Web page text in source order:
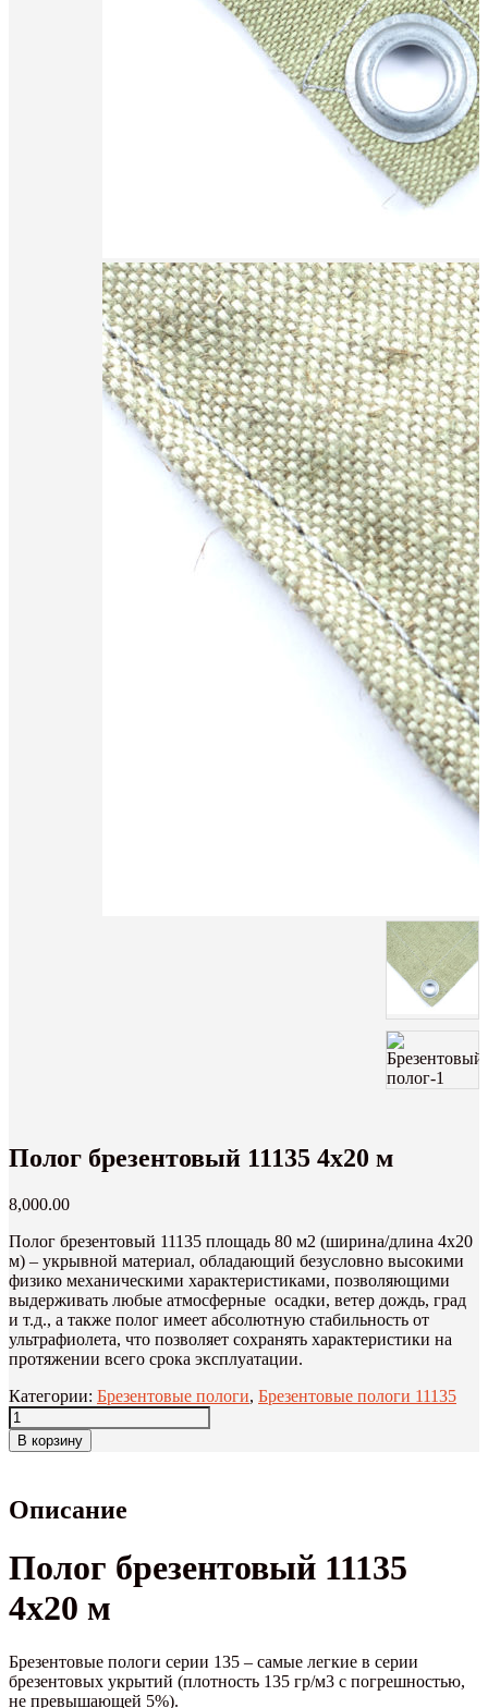
Полог брезентовый 11135 4х20 м
8,000.00
Полог брезентовый 11135 площадь 80 м2 (ширина/длина 4х20
м) – укрывной материал, обладающий безусловно высокими
физико механическими характеристиками, позволяющими
выдерживать любые атмосферные осадки, ветер дождь, град
и т.д., а также полог имеет абсолютную стабильность от
ультрафиолета, что позволяет сохранять характеристики на
протяжении всего срока эксплуатации.
Категории: Брезентовые пологи, Брезентовые пологи 11135
В корзину
Описание
Полог брезентовый 11135
4х20 м
Брезентовые пологи серии 135 – самые легкие в серии
брезентовых укрытий (плотность 135 гр/м3 с погрешностью,
не превышающей 5%).